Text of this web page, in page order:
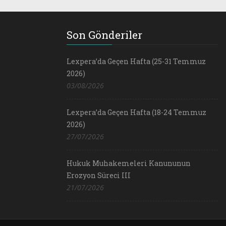
Son Gönderiler
Lexpera’da Geçen Hafta (25-31 Temmuz
2026)
03/08/2026
Lexpera’da Geçen Hafta (18-24 Temmuz
2026)
27/07/2026
Hukuk Muhakemeleri Kanununun
Erozyon Süreci III
21/07/2026